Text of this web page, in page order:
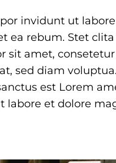
invidunt ut
ea rebum. Stet
sit amet,
sed diam
est Lorem
labore et dolore